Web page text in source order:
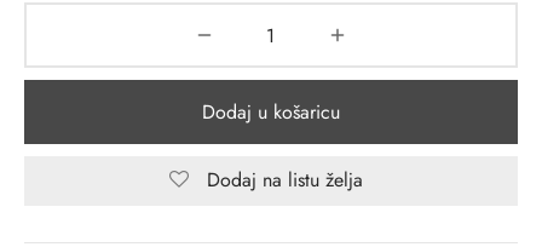
Dodaj u košaricu
Dodaj na listu želja